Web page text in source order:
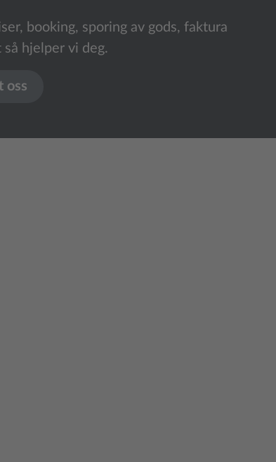
booking, sporing av gods, faktura
så hjelper vi deg.
oss